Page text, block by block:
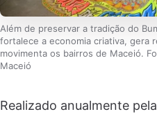
Além de preservar a tradição do
fortalece a economia criativa, gera
movimenta os bairros de Maceió.
Maceió
Realizado anualmente